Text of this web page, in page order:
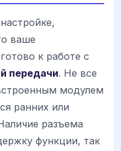
ваше
к работе с
передачи. Не все
модулем
ранних или
разъема
функции, так